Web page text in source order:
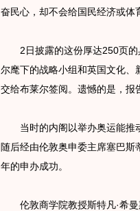
奋民心，却不会给国民经济或体
2日披露的这份厚达250页的
尔麾下的战略小组和英国文化、
交给布莱尔签阅。遗憾的是，报
当时的内阁以举办奥运能推
随后经由伦敦奥申委主席塞巴斯
年的申办成功。
伦敦商学院教授斯特凡·希曼